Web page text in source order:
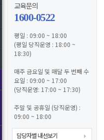
교육문의
1600-0522
평일 : 09:00 ~ 18:00
(평일 당직운영 : 18:00 ~
18:30)
매주 금요일 및 매달 두 번째 수
요일 : 09:00 ~ 17:00
(당직운영: 17:00 ~ 17:30)
주말 및 공휴일 (당직운영) :
09:00 ~ 18:00
담당자별 내선보기